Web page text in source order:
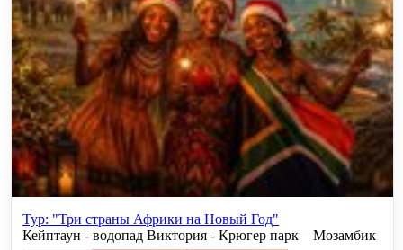
Тур: "Три страны Африки на Новый Год"
Кейптаун - водопад Виктория - Крюгер парк – Мозамбик